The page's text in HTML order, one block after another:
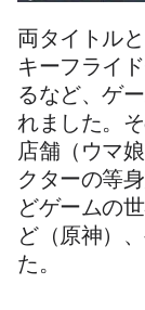
両タイトル
キーフライ
るなど、ゲ
れました。
店舗（ウマ
クターの等
どゲームの
ど（原神）
た。